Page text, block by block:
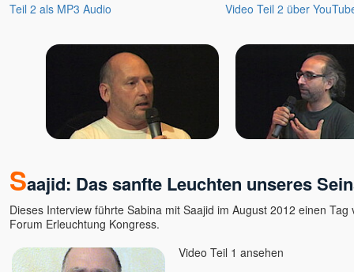
Teil 2 als MP3 Audio
Video Teil 2 über
Saajid: Das sanfte Leuchten unseres
Dieses Interview führte Sabina mit Saajid im August 2012 einen Tag
Forum Erleuchtung Kongress.
Video Teil 1 ansehen